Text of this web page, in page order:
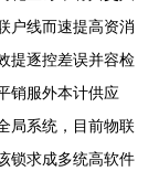
户线而速提高资消
提逐控差误并容检
销服外本计供应
局系统，目前物联
锁求成多统高软件